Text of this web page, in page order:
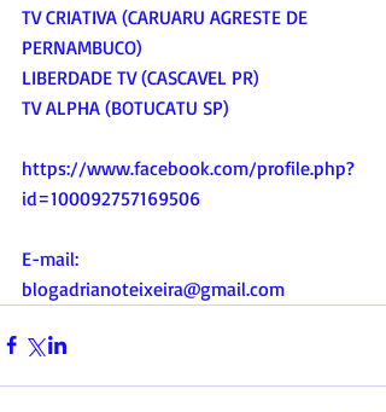
TV CRIATIVA (CARUARU AGRESTE DE
PERNAMBUCO)
LIBERDADE TV (CASCAVEL PR)
TV ALPHA (BOTUCATU SP)
https://www.facebook.com/profile.php?
id=100092757169506
E-mail:
blogadrianoteixeira@gmail.com